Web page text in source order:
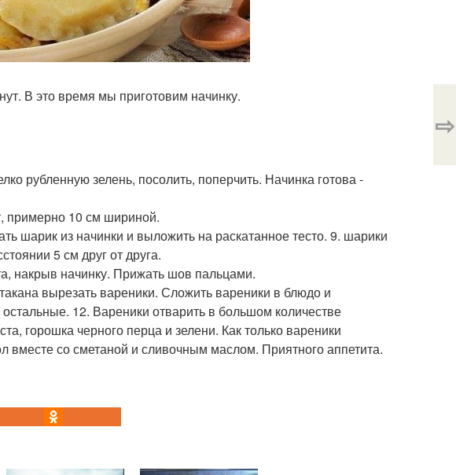
В это время мы приготовим начинку.
рубленную зелень, посолить, поперчить. Начинка готова -
примерно 10 см шириной.
шарик из начинки и выложить на раскатанное тесто. 9. шарики
5 см друг от друга.
накрыв начинку. Прижать шов пальцами.
вырезать вареники. Сложить вареники в блюдо и
12. Вареники отварить в большом количестве
горошка черного перца и зелени. Как только вареники
вместе со сметаной и сливочным маслом. Приятного аппетита.
⇨